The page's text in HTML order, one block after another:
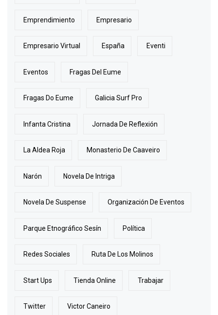
Emprendimiento Empresario
Empresario Virtual España Eventi
Eventos Fragas Del Eume
Fragas Do Eume Galicia Surf Pro
Infanta Cristina Jornada De Reflexión
La Aldea Roja Monasterio De Caaveiro
Narón Novela De Intriga
Novela De Suspense Organización De Eventos
Parque Etnográfico Sesín Política
Redes Sociales Ruta De Los Molinos
Start Ups Tienda Online Trabajar
Twitter Victor Caneiro